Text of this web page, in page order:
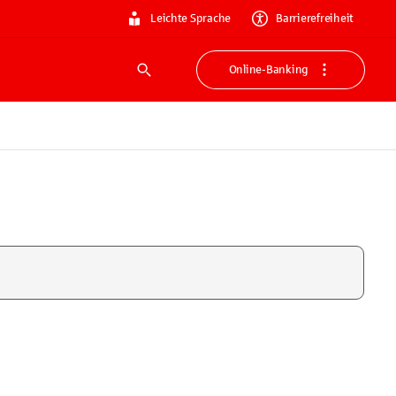
Leichte Sprache Barrierefreiheit
Suche
Online-Banking